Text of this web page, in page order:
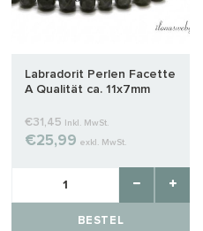
Labradorit Perlen Facette
A Qualität ca. 11x7mm
€31,45 Inkl. MwSt.
€25,99 exkl. MwSt.
BESTEL